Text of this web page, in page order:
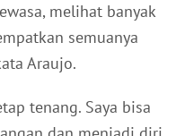
melihat banyak
semuanya
Araujo.
tenang. Saya bisa